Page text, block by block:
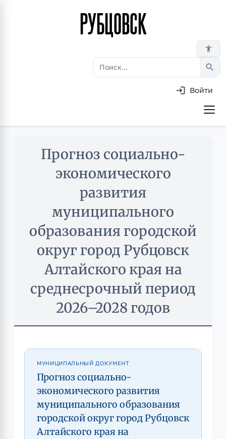
РУБЦОВСК
accessibility_new
search
Войти
Прогноз социально-
экономического
развития
муниципального
образования городской
округ город Рубцовск
Алтайского края на
среднесрочный период
2026–2028 годов
МУНИЦИПАЛЬНЫЙ ДОКУМЕНТ
Прогноз социально-
экономического развития
муниципального образования
городской округ город Рубцовск
Алтайского края на